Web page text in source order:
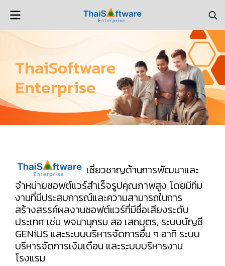
ThaiSoftware
Enterprise
เชี่ยวชาญด้านการพัฒนาและ
จำหน่ายซอฟต์แวร์สำเร็จรูปคุณภาพสูง โดยมีทีม
งานที่มีประสบการณ์และความสามารถในการ
สร้างสรรค์ผลงานซอฟต์แวร์ที่มีชื่อเสียงระดับ
ประเทศ เช่น พจนานุกรม สอ เสถบุตร, ระบบบัญชี
GENiUS และระบบบริหารจัดการอื่น ๆ อาทิ ระบบ
บริหารจัดการเงินเดือน และระบบบริหารงาน
โรงแรม